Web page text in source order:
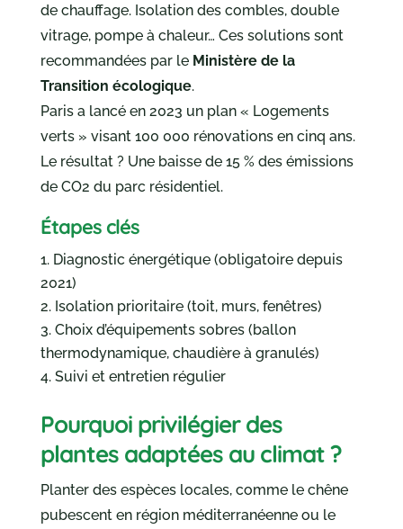
de chauffage. Isolation des combles, double
vitrage, pompe à chaleur… Ces solutions sont
recommandées par le Ministère de la
Transition écologique.
Paris a lancé en 2023 un plan « Logements
verts » visant 100 000 rénovations en cinq ans.
Le résultat ? Une baisse de 15 % des émissions
de CO2 du parc résidentiel.
Étapes clés
Diagnostic énergétique (obligatoire depuis
2021)
Isolation prioritaire (toit, murs, fenêtres)
Choix d’équipements sobres (ballon
thermodynamique, chaudière à granulés)
Suivi et entretien régulier
Pourquoi privilégier des
plantes adaptées au climat ?
Planter des espèces locales, comme le chêne
pubescent en région méditerranéenne ou le